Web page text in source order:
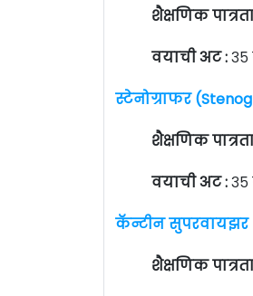
शैक्षणिक
वयाची अट :३५
स्टेनोग्राफर
शैक्षणिक
वयाची अट :३५
कॅन्टीन सुपरवायझर
शैक्षणिक